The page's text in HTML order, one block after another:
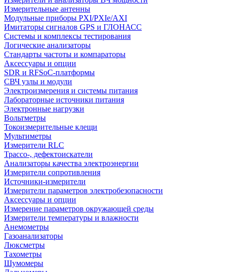
Измерительные антенны
Модульные приборы PXI/PXIe/AXI
Имитаторы сигналов GPS и ГЛОНАСС
Системы и комплексы тестирования
Логические анализаторы
Стандарты частоты и компараторы
Аксессуары и опции
SDR и RFSoC‑платформы
СВЧ узлы и модули
Электроизмерения и системы питания
Лабораторные источники питания
Электронные нагрузки
Вольтметры
Токоизмерительные клещи
Мультиметры
Измерители RLC
Трассо-, дефектоискатели
Анализаторы качества электроэнергии
Измерители сопротивления
Источники-измерители
Измерители параметров электробезопасности
Аксессуары и опции
Измерение параметров окружающей среды
Измерители температуры и влажности
Анемометры
Газоанализаторы
Люксметры
Тахометры
Шумомеры